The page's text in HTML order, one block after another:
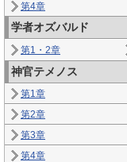
第4章
学者オズバルド
第1・2章
神官テメノス
第1章
第2章
第3章
第4章